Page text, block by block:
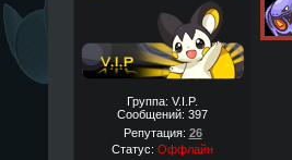
Группа: V.I.P.
Сообщений: 397
Репутация: 26
Статус: Оффлайн